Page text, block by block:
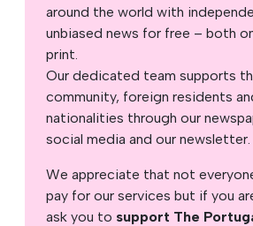
around the world with
unbiased news for free – both
print.
Our dedicated team supports
community, foreign residents
nationalities through our
social media and our newsletter.
We appreciate that not
pay for our services but if you
ask you to support The